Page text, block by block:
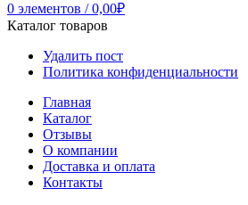
0 элементов / 0,00₽
Каталог товаров
Удалить пост
Политика конфиденциальности
Главная
Каталог
Отзывы
О компании
Доставка и оплата
Контакты